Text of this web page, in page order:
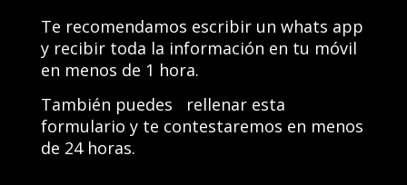
Te recomendamos escribir un whats app
y recibir toda la información en tu móvil
en menos de 1 hora.
También puedes rellenar esta
formulario y te contestaremos en menos
de 24 horas.